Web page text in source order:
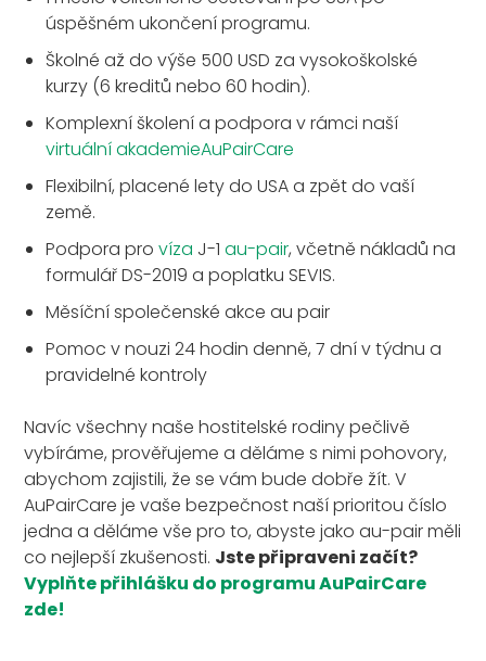
úspěšném ukončení programu.
Školné až do výše 500 USD za vysokoškolské
kurzy (6 kreditů nebo 60 hodin).
Komplexní školení a podpora v rámci naší
virtuální akademieAuPairCare
Flexibilní, placené lety do USA a zpět do vaší
země.
Podpora províza J-1au-pair, včetně nákladů na
formulář DS-2019 a poplatku SEVIS.
Měsíční společenské akce au pair
Pomoc v nouzi 24 hodin denně, 7 dní v týdnu a
pravidelné kontroly
Navíc všechny naše hostitelské rodiny pečlivě
vybíráme, prověřujeme a děláme s nimi pohovory,
abychom zajistili, že se vám bude dobře žít. V
AuPairCare je vaše bezpečnost naší prioritou číslo
jedna a děláme vše pro to, abyste jako au-pair měli
co nejlepší zkušenosti. Jste připraveni začít?
Vyplňte přihlášku do programu AuPairCare
zde!